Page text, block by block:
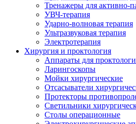
Тренажеры для активно-
УВЧ-терапия
Ударно-волновая терапия
Ультразвуковая терапия
Электротерапия
Хирургия и проктология
Аппараты для
Ларингоскопы
Мойки хирургические
Отсасыватели
Протекторы
Светильники
Столы операционные